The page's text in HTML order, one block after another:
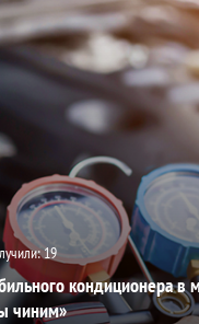
19
кондиционера в
чиним»